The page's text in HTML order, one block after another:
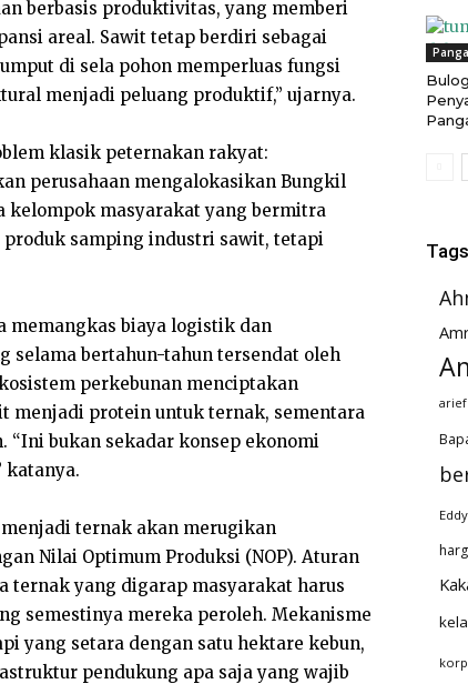
berbasis produktivitas, yang memberi
areal. Sawit tetap berdiri sebagai
di sela pohon memperluas fungsi
menjadi peluang produktif,” ujarnya.
klasik peternakan rakyat:
perusahaan mengalokasikan Bungkil
kelompok masyarakat yang bermitra
produk samping industri sawit, tetapi
memangkas biaya logistik dan
selama bertahun-tahun tersendat oleh
perkebunan menciptakan
menjadi protein untuk ternak, sementara
“Ini bukan sekadar konsep ekonomi
katanya.
ternak akan merugikan
Nilai Optimum Produksi (NOP). Aturan
ternak yang digarap masyarakat harus
semestinya mereka peroleh. Mekanisme
yang setara dengan satu hektare kebun,
pendukung apa saja yang wajib
Tags
arief